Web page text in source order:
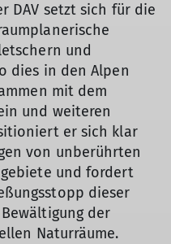
DAV setzt sich für die
und
dies in den Alpen
mit dem
und weiteren
er sich klar
von unberührten
und fordert
dieser
der
Naturräume.